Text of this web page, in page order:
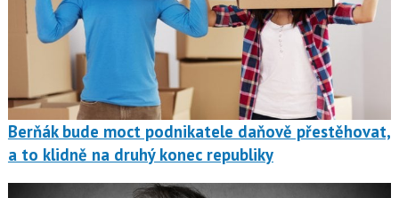
Berňák bude moct podnikatele daňově přestěhovat,
a to klidně na druhý konec republiky